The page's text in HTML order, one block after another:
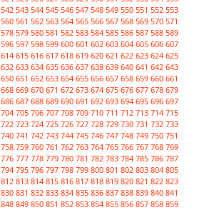
542 543 544 545 546 547 548 549 550 551 552 553
560 561 562 563 564 565 566 567 568 569 570 571
578 579 580 581 582 583 584 585 586 587 588 589
596 597 598 599 600 601 602 603 604 605 606 607
614 615 616 617 618 619 620 621 622 623 624 625
632 633 634 635 636 637 638 639 640 641 642 643
650 651 652 653 654 655 656 657 658 659 660 661
668 669 670 671 672 673 674 675 676 677 678 679
686 687 688 689 690 691 692 693 694 695 696 697
704 705 706 707 708 709 710 711 712 713 714 715
722 723 724 725 726 727 728 729 730 731 732 733
740 741 742 743 744 745 746 747 748 749 750 751
758 759 760 761 762 763 764 765 766 767 768 769
776 777 778 779 780 781 782 783 784 785 786 787
794 795 796 797 798 799 800 801 802 803 804 805
812 813 814 815 816 817 818 819 820 821 822 823
830 831 832 833 834 835 836 837 838 839 840 841
848 849 850 851 852 853 854 855 856 857 858 859